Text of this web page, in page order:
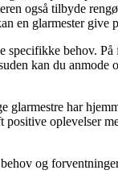
også tilbyde
en glarmester give
behov.
kan du
har
oplevelser
og